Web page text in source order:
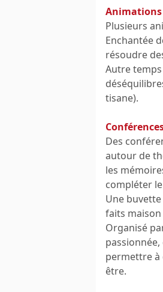
Plusieurs
Enchantée
résoudre
Autre
tisane).
Des
autour de
les
compléter
Une
faits
Organisé
permettre à
être.